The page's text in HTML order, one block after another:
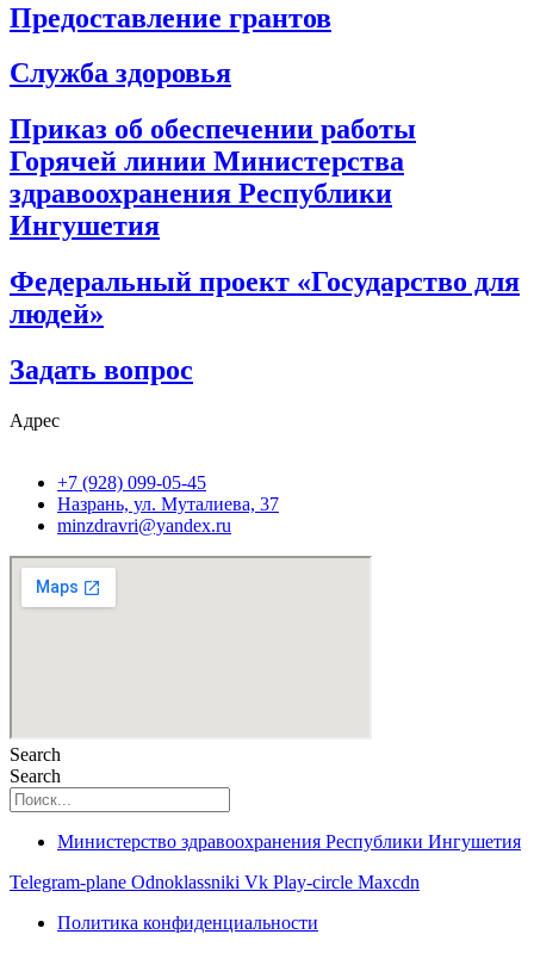
Предоставление грантов
Служба здоровья
Приказ об обеспечении работы
Горячей линии Министерства
здравоохранения Республики
Ингушетия
Федеральный проект «Государство для
людей»
Задать вопрос
Адрес
+7 (928) 099-05-45
Назрань, ул. Муталиева, 37
minzdravri@yandex.ru
Search
Search
Министерство здравоохранения Республики Ингушетия
Telegram-plane Odnoklassniki Vk Play-circle Maxcdn
Политика конфиденциальности